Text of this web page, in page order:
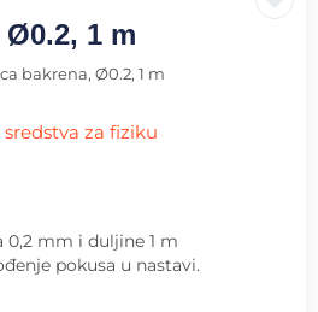
1 m
bakrena, Ø0.2, 1 m
za fiziku
0,2 mm i duljine 1 m
pokusa u nastavi.